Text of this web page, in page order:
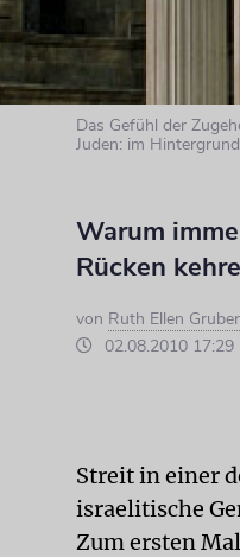
Das Gefühl der
Juden: im
Warum
Rücken
von Ruth Ellen Gruber
02.08.2010 17:29
Streit in einer
israelitische
Zum ersten